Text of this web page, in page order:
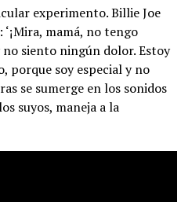
experimento. Billie Joe
mamá, no tengo
no siento ningún dolor. Estoy
porque soy especial y no
se sumerge en los sonidos
suyos, maneja a la